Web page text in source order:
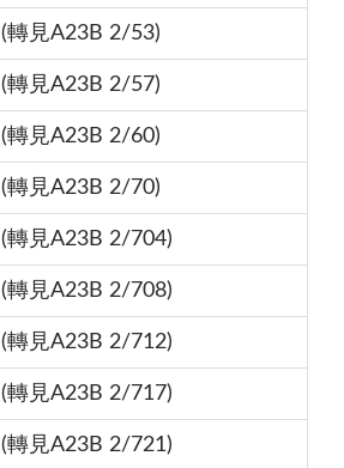
(轉見A23B 2/53)
(轉見A23B 2/57)
(轉見A23B 2/60)
(轉見A23B 2/70)
(轉見A23B 2/704)
(轉見A23B 2/708)
(轉見A23B 2/712)
(轉見A23B 2/717)
(轉見A23B 2/721)